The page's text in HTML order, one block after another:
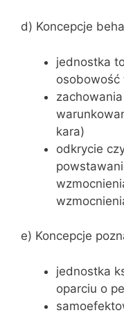
d) Koncepcje
jednostka
osobowość
kara)
odkrycie
e) Koncepcje
jednostka
oparciu o